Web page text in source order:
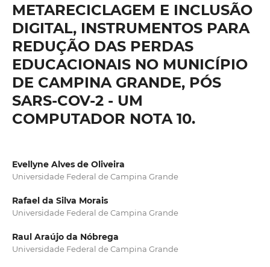
METARECICLAGEM E INCLUSÃO
DIGITAL, INSTRUMENTOS PARA
REDUÇÃO DAS PERDAS
EDUCACIONAIS NO MUNICÍPIO
DE CAMPINA GRANDE, PÓS
SARS-COV-2 - UM
COMPUTADOR NOTA 10.
Evellyne Alves de Oliveira
Universidade Federal de Campina Grande
Rafael da Silva Morais
Universidade Federal de Campina Grande
Raul Araújo da Nóbrega
Universidade Federal de Campina Grande